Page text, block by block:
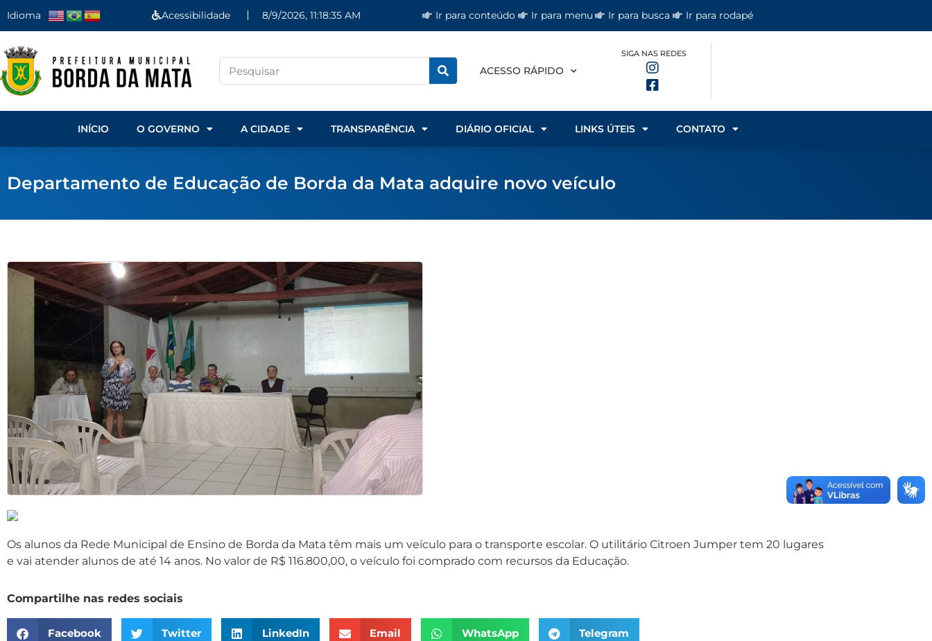
Idioma Acessibilidade 8/9/2026, 11:18:35 AM Ir para conteúdo Ir para menu Ir para busca Ir para rodapé
ACESSO RÁPIDO
SIGA NAS REDES
INÍCIO O GOVERNO A CIDADE TRANSPARÊNCIA DIÁRIO OFICIAL LINKS ÚTEIS CONTATO
Departamento de Educação de Borda da Mata adquire novo veículo
Os alunos da Rede Municipal de Ensino de Borda da Mata têm mais um veículo para o transporte escolar. O utilitário Citroen Jumper tem 20 lugares
e vai atender alunos de até 14 anos. No valor de R$ 116.800,00, o veículo foi comprado com recursos da Educação.
Compartilhe nas redes sociais
Facebook Twitter LinkedIn Email WhatsApp Telegram